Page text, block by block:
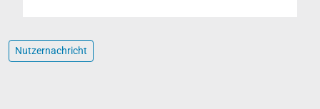
Nutzernachricht